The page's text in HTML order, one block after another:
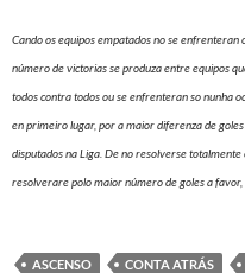
Cando os equipos empatados no se
número de victorias se produza entre equipos
todos contra todos ou se enfrenteran so nunha
en primeiro lugar, por a maior diferenza de
disputados na Liga. De no resolverse
resolverare polo maior número de goles a
ASCENSO CONTA ATRÁS